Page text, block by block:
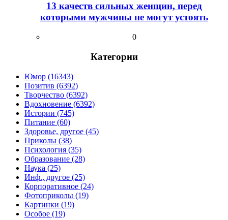
13 качеств сильных женщин, перед
которыми мужчины не могут устоять
0
Категории
Юмор (16343)
Позитив (6392)
Творчество (6392)
Вдохновение (6392)
Истории (745)
Питание (60)
Здоровье, другое (45)
Приколы (38)
Психология (35)
Образование (28)
Наука (25)
Инф., другое (25)
Корпоративное (24)
Фотоприколы (19)
Картинки (19)
Особое (19)